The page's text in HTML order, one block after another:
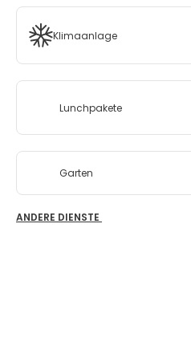
Klimaanlage
Lunchpakete
Garten
ANDERE DIENSTE